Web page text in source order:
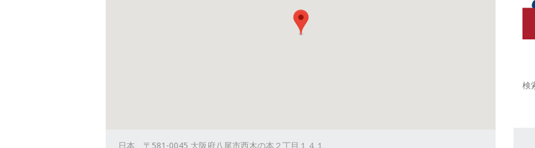
日本、〒581-0045 大阪府八尾市西木の本２丁目１４１